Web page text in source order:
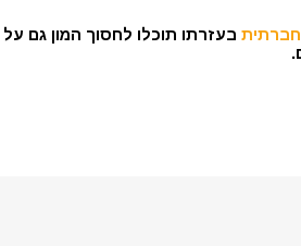
חברתית בעזרתו תוכלו לחסוך המון גם על